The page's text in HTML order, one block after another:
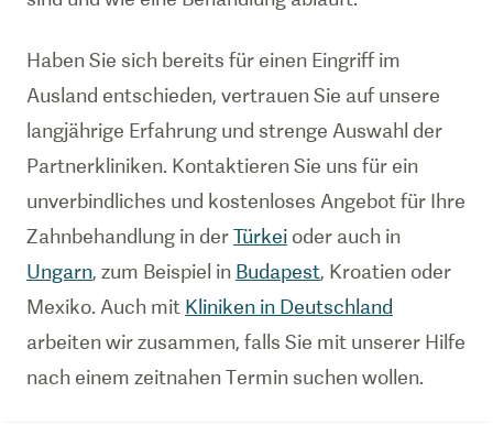
Haben Sie sich bereits für einen Eingriff im
Ausland entschieden, vertrauen Sie auf unsere
langjährige Erfahrung und strenge Auswahl der
Partnerkliniken. Kontaktieren Sie uns für ein
unverbindliches und kostenloses Angebot für Ihre
Zahnbehandlung in derTürkei oder auch in
Ungarn, zum Beispiel in Budapest, Kroatien oder
Mexiko. Auch mit Kliniken in Deutschland
arbeiten wir zusammen, falls Sie mit unserer Hilfe
nach einem zeitnahen Termin suchen wollen.